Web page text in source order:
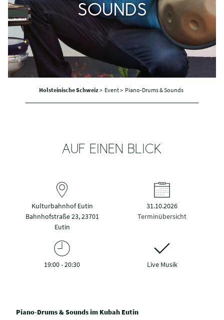
SOUNDS
Holsteinische Schweiz> Event > Piano-Drums & Sounds
AUF EINEN BLICK
Kulturbahnhof Eutin
Bahnhofstraße 23, 23701
Eutin
31.10.2026
Terminübersicht
19:00 - 20:30 Live Musik
Piano-Drums & Sounds im Kubah Eutin